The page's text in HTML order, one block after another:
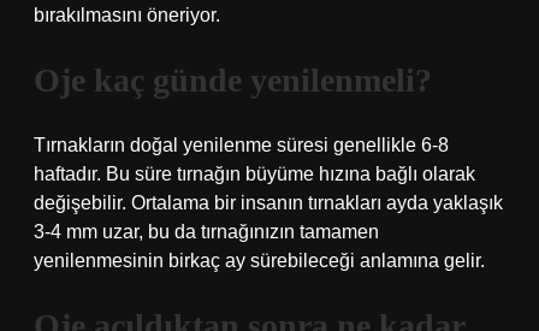
bırakılmasını öneriyor.
Oje kaç günde yenilenmeli?
Tırnakların doğal yenilenme süresi genellikle 6-8
haftadır. Bu süre tırnağın büyüme hızına bağlı olarak
değişebilir. Ortalama bir insanın tırnakları ayda yaklaşık
3-4 mm uzar, bu da tırnağınızın tamamen
yenilenmesinin birkaç ay sürebileceği anlamına gelir.